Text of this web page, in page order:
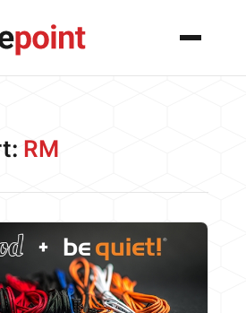
Menü
RM